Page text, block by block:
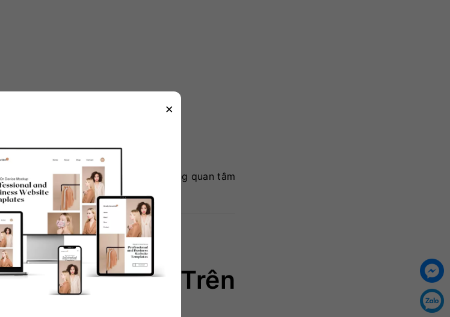
độ uy tín tài khoản của bạn.
bè nên là những người có khả năng quan tâm
Tương Tác Trên
×